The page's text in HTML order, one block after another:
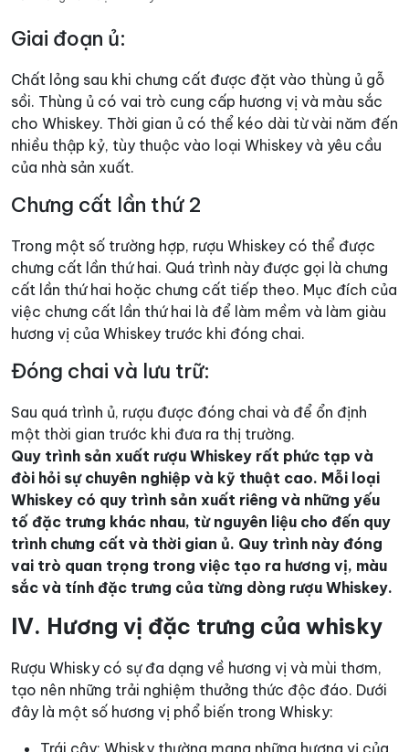
Giai đoạn ủ:
Chất lỏng sau khi chưng cất được đặt vào thùng ủ gỗ
sồi. Thùng ủ có vai trò cung cấp hương vị và màu sắc
cho Whiskey. Thời gian ủ có thể kéo dài từ vài năm đến
nhiều thập kỷ, tùy thuộc vào loại Whiskey và yêu cầu
của nhà sản xuất.
Chưng cất lần thứ 2
Trong một số trường hợp, rượu Whiskey có thể được
chưng cất lần thứ hai. Quá trình này được gọi là chưng
cất lần thứ hai hoặc chưng cất tiếp theo. Mục đích của
việc chưng cất lần thứ hai là để làm mềm và làm giàu
hương vị của Whiskey trước khi đóng chai.
Đóng chai và lưu trữ:
Sau quá trình ủ, rượu được đóng chai và để ổn định
một thời gian trước khi đưa ra thị trường.
Quy trình sản xuất rượu Whiskey rất phức tạp và
đòi hỏi sự chuyên nghiệp và kỹ thuật cao. Mỗi loại
Whiskey có quy trình sản xuất riêng và những yếu
tố đặc trưng khác nhau, từ nguyên liệu cho đến quy
trình chưng cất và thời gian ủ. Quy trình này đóng
vai trò quan trọng trong việc tạo ra hương vị, màu
sắc và tính đặc trưng của từng dòng rượu Whiskey.
IV. Hương vị đặc trưng của whisky
Rượu Whisky có sự đa dạng về hương vị và mùi thơm,
tạo nên những trải nghiệm thưởng thức độc đáo. Dưới
đây là một số hương vị phổ biến trong Whisky:
Trái cây: Whisky thường mang những hương vị của